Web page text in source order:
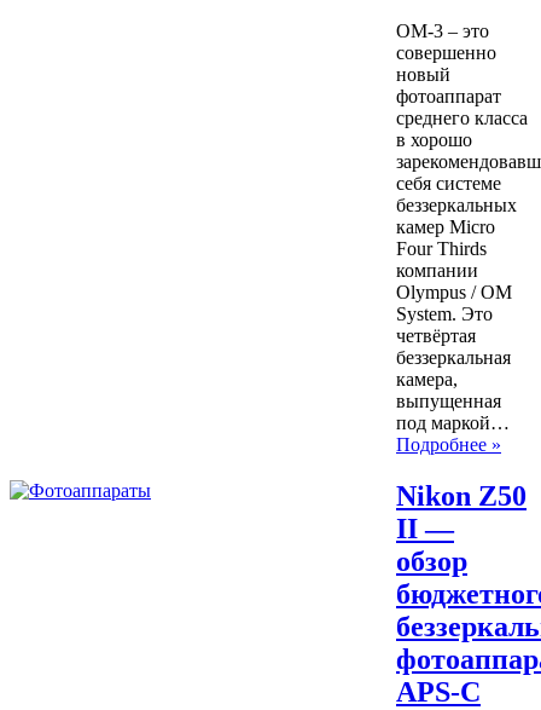
OM-3 – это
совершенно
новый
фотоаппарат
среднего класса
в хорошо
себя системе
беззеркальных
камер Micro
Four Thirds
компании
Olympus / OM
System. Это
четвёртая
беззеркальная
камера,
выпущенная
под маркой…
Подробнее »
Nikon Z50
II —
обзор
APS-C